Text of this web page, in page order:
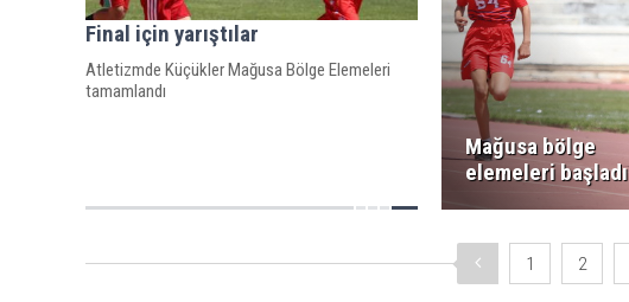
Final için yarıştılar
Atletizmde Küçükler Mağusa Bölge Elemeleri
tamamlandı
Mağusa bölge
elemeleri başladı
1 2